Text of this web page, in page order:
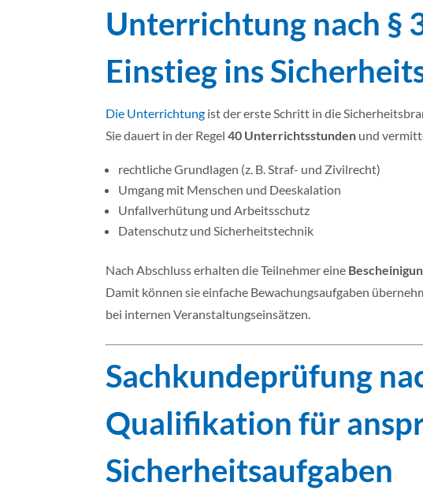
Unterrichtung nach §
Einstieg ins
Die Unterrichtung ist der erste Schritt in die
Sie dauert in der Regel40 Unterrichtsstunden und
rechtliche Grundlagen (z. B. Straf- und Zivilrecht)
Umgang mit Menschen und Deeskalation
Unfallverhütung und Arbeitsschutz
Datenschutz und Sicherheitstechnik
Nach Abschluss erhalten die Teilnehmer eine
Damit können sie einfache Bewachungsaufgaben
bei internen Veranstaltungseinsätzen.
Sachkundeprüfung
Qualifikation für
Sicherheitsaufgaben